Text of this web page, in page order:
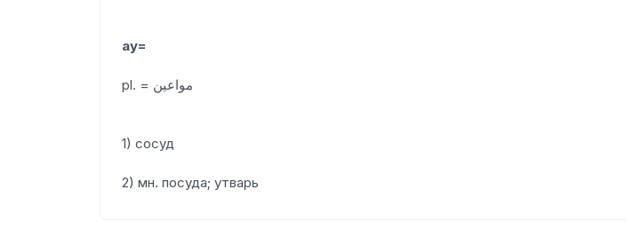
ау=
pl. = مواعين
1) сосуд
2) мн. посуда; утварь